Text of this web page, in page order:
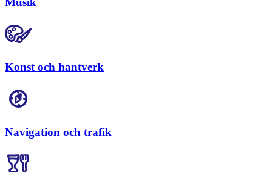
Konst och hantverk
Navigation och trafik